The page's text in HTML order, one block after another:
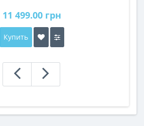
11 499.00 грн
Купить